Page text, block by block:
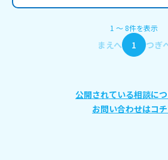
1 〜 8件を表示
まえへ 1 つぎ
公開されている相談に
お問い合わせはコ